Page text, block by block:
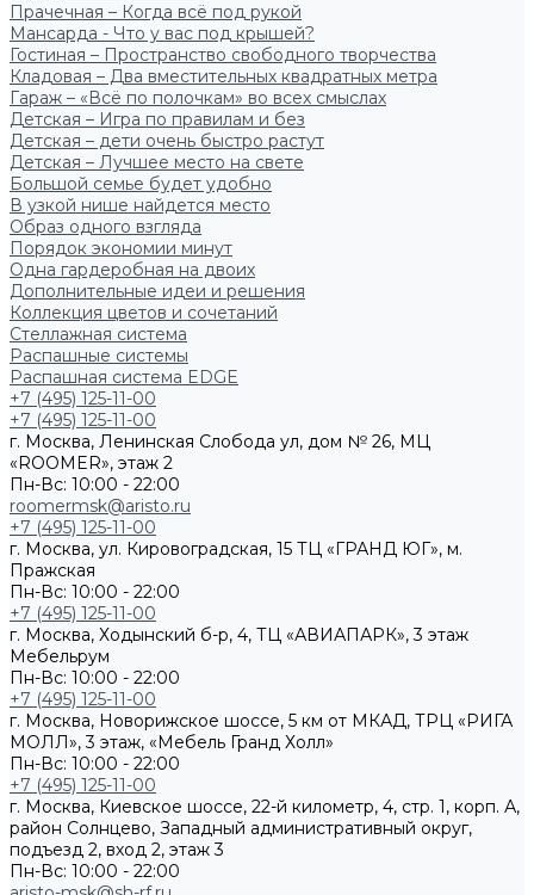
Прачечная – Когда всё под рукой
Мансарда - Что у вас под крышей?
Гостиная – Пространство свободного творчества
Кладовая – Два вместительных квадратных метра
Гараж – «Всё по полочкам» во всех смыслах
Детская – Игра по правилам и без
Детская – дети очень быстро растут
Детская – Лучшее место на свете
Большой семье будет удобно
В узкой нише найдется место
Образ одного взгляда
Порядок экономии минут
Одна гардеробная на двоих
Дополнительные идеи и решения
Коллекция цветов и сочетаний
Стеллажная система
Распашные системы
Распашная система EDGE
+7 (495) 125-11-00
+7 (495) 125-11-00
г. Москва, Ленинская Слобода ул, дом № 26, МЦ
«ROOMER», этаж 2
Пн-Вс: 10:00 - 22:00
roomermsk@aristo.ru
+7 (495) 125-11-00
г. Москва, ул. Кировоградская, 15 ТЦ «ГРАНД ЮГ», м.
Пражская
Пн-Вс: 10:00 - 22:00
+7 (495) 125-11-00
г. Москва, Ходынский б-р, 4, ТЦ «АВИАПАРК», 3 этаж
Мебельрум
Пн-Вс: 10:00 - 22:00
+7 (495) 125-11-00
г. Москва, Новорижское шоссе, 5 км от МКАД, ТРЦ «РИГА
МОЛЛ», 3 этаж, «Мебель Гранд Холл»
Пн-Вс: 10:00 - 22:00
+7 (495) 125-11-00
г. Москва, Киевское шоссе, 22-й километр, 4, стр. 1, корп. А,
район Солнцево, Западный административный округ,
подъезд 2, вход 2, этаж 3
Пн-Вс: 10:00 - 22:00